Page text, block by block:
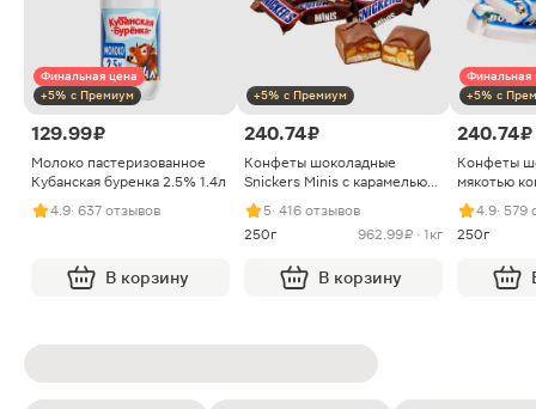
Финальная цена
+5% с Премиум
129.99 ₽
Молоко пастеризованное
Кубанская буренка 2.5% 1.4л
4.9· 637 отзывов
В корзину
+5% с Премиум
240.74 ₽
Конфеты шоколадные
Snickers Minis с карамелью
арахисом и нугой
5· 416 отзывов
250г
962.99 ₽ · 1кг
В корзину
Финальная
+5% с
240.74 ₽
Конфеты
мякотью
4.9· 579
250г